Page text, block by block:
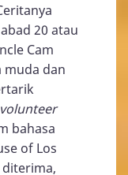
20 atau
Cam
muda dan
volunteer
bahasa
of Los